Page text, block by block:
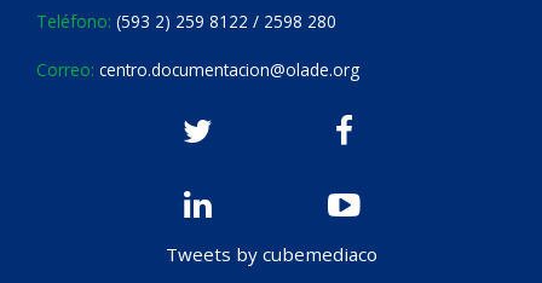
Teléfono: (593 2) 259 8122 / 2598 280
Correo: centro.documentacion@olade.org
Tweets by cubemediaco